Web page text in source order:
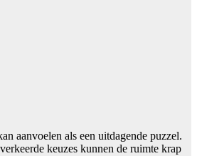
aanvoelen als een uitdagende puzzel.
keuzes kunnen de ruimte krap